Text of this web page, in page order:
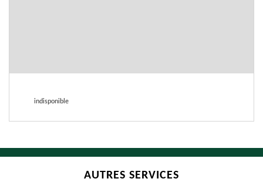
indisponible
AUTRES SERVICES